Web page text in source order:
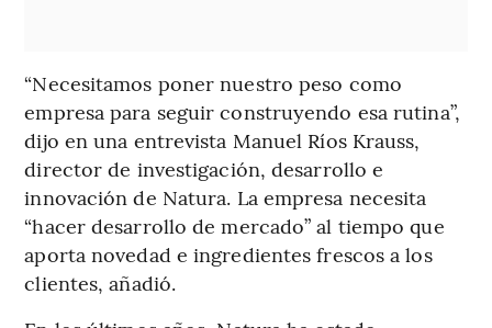
“Necesitamos poner nuestro peso como
empresa para seguir construyendo esa rutina”,
dijo en una entrevista Manuel Ríos Krauss,
director de investigación, desarrollo e
innovación de Natura. La empresa necesita
“hacer desarrollo de mercado” al tiempo que
aporta novedad e ingredientes frescos a los
clientes, añadió.